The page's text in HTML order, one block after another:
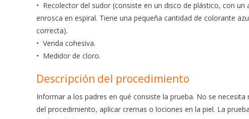
• Recolector del sudor (consiste en un disco de plástico, con
enrosca en espiral. Tiene una pequeña cantidad de colorante
correcta).
• Venda cohesiva.
• Medidor de cloro.
Descripción del procedimiento
Informar a los padres en qué consiste la prueba. No se
del procedimiento, aplicar cremas o lociones en la piel. La